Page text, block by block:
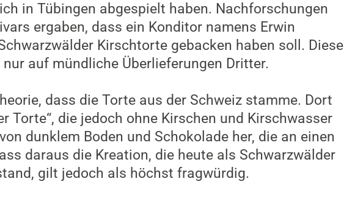
in Tübingen abgespielt haben. Nachforschungen
ergaben, dass ein Konditor namens Erwin
Kirschtorte gebacken haben soll. Diese
auf mündliche Überlieferungen Dritter.
dass die Torte aus der Schweiz stamme. Dort
Torte“, die jedoch ohne Kirschen und Kirschwasser
dunklem Boden und Schokolade her, die an einen
daraus die Kreation, die heute als Schwarzwälder
gilt jedoch als höchst fragwürdig.